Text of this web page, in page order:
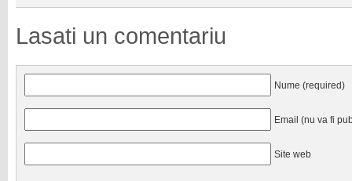
Lasati un comentariu
Nume (required)
Email (nu va fi
Site web